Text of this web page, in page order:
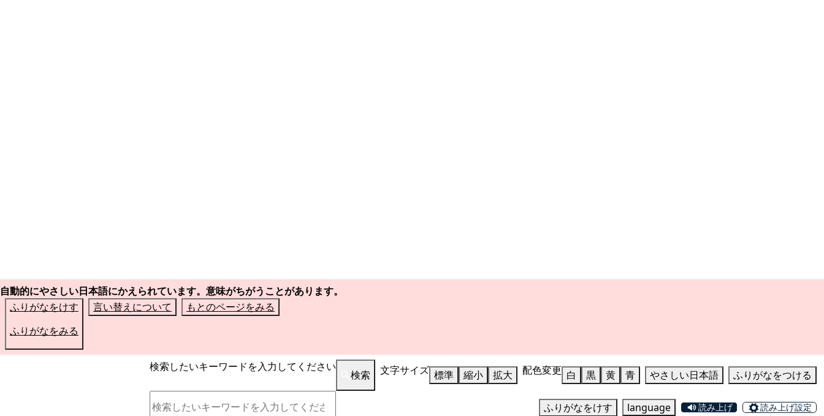
自動的にやさしい日本語にかえられています。意味がちがうことがあります。
ふりがなをけす
ふりがなをみる
言い替えについて もとのページをみる
検索したいキーワードを入力してください
検索 文字サイズ 標準 縮小 拡大 配色変更 白 黒 黄 青 やさしい日本語 ふりがなをつける
ふりがなをけす language 読み上げ 読み上げ設定